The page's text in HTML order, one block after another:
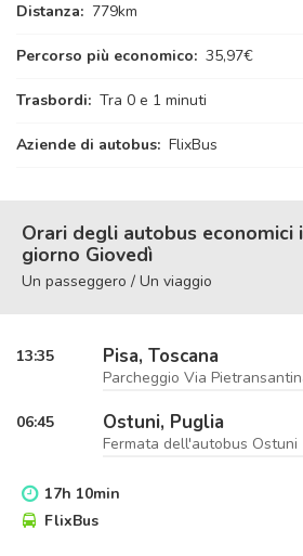
Distanza: 779km
Percorso più economico: 35,97€
Trasbordi: Tra 0 e 1 minuti
Aziende di autobus: FlixBus
Orari degli autobus economici
giorno Giovedì
Un passeggero / Un viaggio
13:35 Pisa, Toscana
Parcheggio Via
06:45 Ostuni, Puglia
Fermata dell'autobus Ostuni
17h 10min
FlixBus